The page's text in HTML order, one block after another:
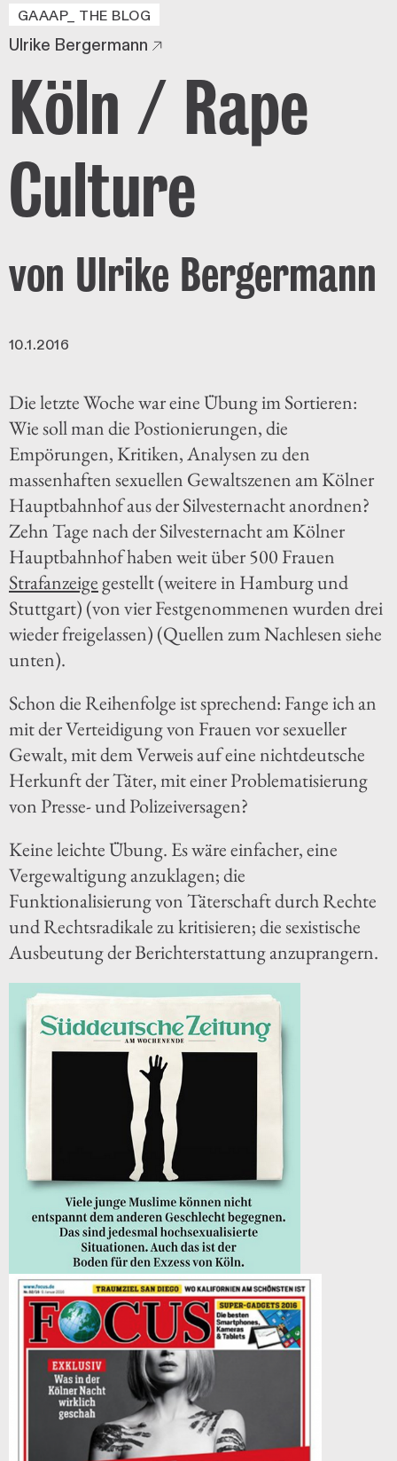
GAAAP_ THE BLOG
Ulrike Bergermann
Köln / Rape
Culture
von Ulrike Bergermann
10.1.2016
Die letzte Woche war eine Übung im Sortieren:
Wie soll man die Postionierungen, die
Empörungen, Kritiken, Analysen zu den
massenhaften sexuellen Gewaltszenen am Kölner
Hauptbahnhof aus der Silvesternacht anordnen?
Zehn Tage nach der Silvesternacht am Kölner
Hauptbahnhof haben weit über 500 Frauen
Strafanzeige gestellt (weitere in Hamburg und
Stuttgart) (von vier Festgenommenen wurden drei
wieder freigelassen) (Quellen zum Nachlesen siehe
unten).
Schon die Reihenfolge ist sprechend: Fange ich an
mit der Verteidigung von Frauen vor sexueller
Gewalt, mit dem Verweis auf eine nichtdeutsche
Herkunft der Täter, mit einer Problematisierung
von Presse- und Polizeiversagen?
Keine leichte Übung. Es wäre einfacher, eine
Vergewaltigung anzuklagen; die
Funktionalisierung von Täterschaft durch Rechte
und Rechtsradikale zu kritisieren; die sexistische
Ausbeutung der Berichterstattung anzuprangern.